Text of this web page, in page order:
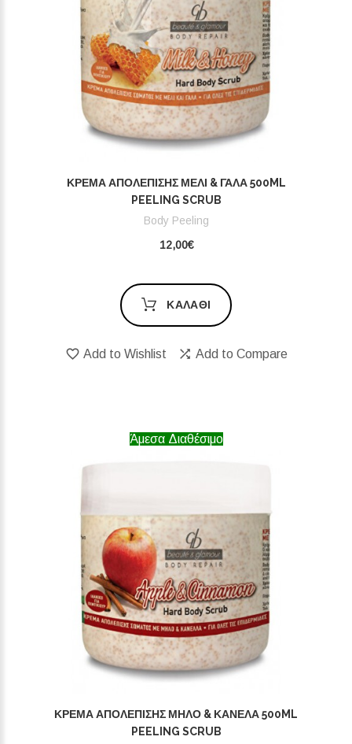
ΚΡΈΜΑ ΑΠΟΛΈΠΙΣΗΣ ΜΈΛΙ & ΓΆΛΑ 500ML
PEELING SCRUB
Body Peeling
12,00€
ΚΑΛΆΘΙ
Add to Wishlist Add to Compare
Άμεσα Διαθέσιμο
ΚΡΈΜΑ ΑΠΟΛΈΠΙΣΗΣ ΜΉΛΟ & ΚΑΝΈΛΑ 500ML
PEELING SCRUB